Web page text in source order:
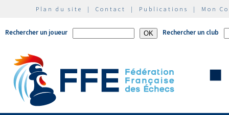
Plan du site | Contact | Publications | Mon
Rechercher un joueur Rechercher un club